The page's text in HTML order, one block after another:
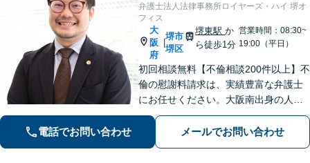
弁護士法人法律事務所ロイヤーズ・ハイ 堺オ
フィス
大
阪
府
|
堺市
堺区
堺東駅か
ら徒歩1分
営業時間：08:30~
19:00（平日）
初回相談無料【不倫相談200件以上】不
倫の慰謝料請求は、実績豊富な弁護士
にお任せください。大阪南出身の人情
派弁護士が対応【交通事故も強い】交
通事故に遭われてお困りの方はお気軽
にお電話ください【当日／夜間／休日
電話でお問い合わせ メールでお問い合わせ